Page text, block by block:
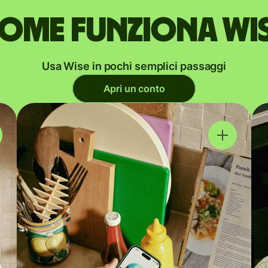
funziona
Usa Wise in pochi semplici passaggi
Apri un conto